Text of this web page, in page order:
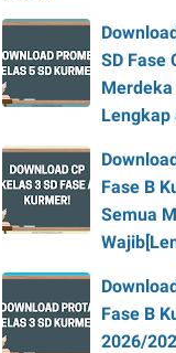
SD Fase
Lengkap
Fase B
Semua
Fase B
2026/